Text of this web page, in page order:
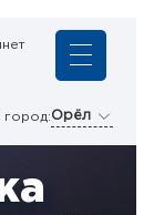
Орёл